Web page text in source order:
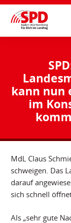
kann nun
im
MdL Claus
schweigen. Das
darauf
sich schnell
Als „sehr gute